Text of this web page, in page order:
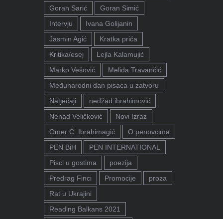
Goran Sarić
Goran Simić
Intervju
Ivana Golijanin
Jasmin Agić
Kratka priča
Kritika/esej
Lejla Kalamujić
Marko Vešović
Melida Travančić
Međunarodni dan pisaca u zatvoru
Natječaji
nedžad ibrahimović
Nenad Veličković
Novi Izraz
Omer Ć. Ibrahimagić
O penovcima
PEN BiH
PEN INTERNATIONAL
Pisci u gostima
poezija
Predrag Finci
Promocije
proza
Rat u Ukrajini
Reading Balkans 2021